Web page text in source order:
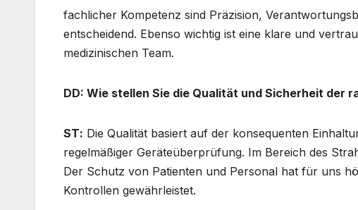
fachlicher Kompetenz sind Präzision,
entscheidend. Ebenso wichtig ist eine klare und
medizinischen Team.
DD: Wie stellen Sie die Qualität und Sicherheit der
SΤ: Die Qualität basiert auf der konsequenten
regelmäßiger Geräteüberprüfung. Im Bereich des
Der Schutz von Patienten und Personal hat für uns
Kontrollen gewährleistet.